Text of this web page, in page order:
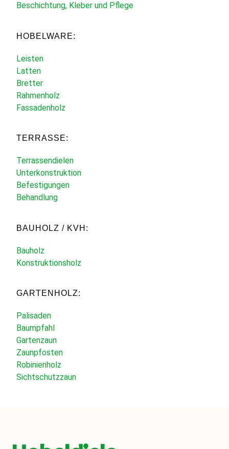
Beschichtung, Kleber und Pflege
HOBELWARE:
Leisten
Latten
Bretter
Rahmenholz
Fassadenholz
TERRASSE:
Terrassendielen
Unterkonstruktion
Befestigungen
Behandlung
BAUHOLZ / KVH:
Bauholz
Konstruktionsholz
GARTENHOLZ:
Palisaden
Baumpfahl
Gartenzaun
Zaunpfosten
Robinienholz
Sichtschutzzaun